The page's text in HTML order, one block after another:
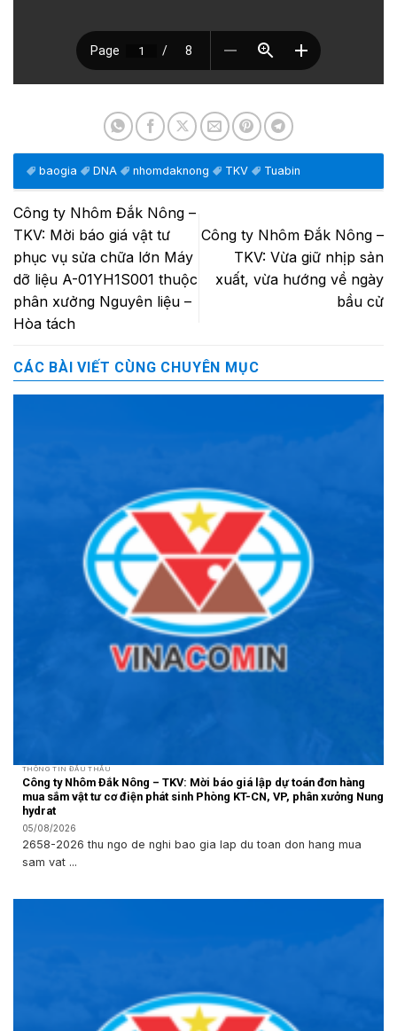
baogia DNA nhomdaknong TKV Tuabin
Công ty Nhôm Đắk Nông –
TKV: Mời báo giá vật tư
phục vụ sửa chữa lớn Máy
dỡ liệu A-01YH1S001 thuộc
phân xưởng Nguyên liệu –
Hòa tách
Công ty Nhôm Đắk Nông –
TKV: Vừa giữ nhịp sản
xuất, vừa hướng về ngày
bầu cử
CÁC BÀI VIẾT CÙNG CHUYÊN MỤC
THÔNG TIN ĐẤU THẦU
Công ty Nhôm Đắk Nông – TKV: Mời báo giá lập dự toán đơn hàng
mua sắm vật tư cơ điện phát sinh Phòng KT-CN, VP, phân xưởng Nung
hydrat
05/08/2026
2658-2026 thu ngo de nghi bao gia lap du toan don hang mua
sam vat ...